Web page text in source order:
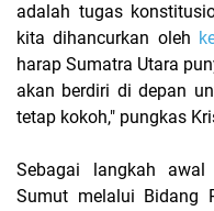
adalah tugas
kita dihancurkan oleh
harap Sumatra Utara
akan berdiri di depan
tetap kokoh," pungkas
Sebagai langkah awal
Sumut melalui Bidang